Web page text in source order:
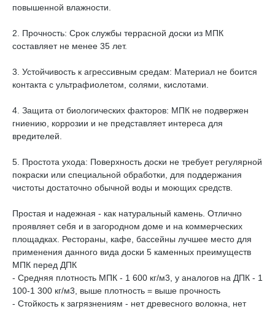
повышенной влажности.
2. Прочность: Срок службы террасной доски из МПК
составляет не менее 35 лет.
3. Устойчивость к агрессивным средам: Материал не боится
контакта с ультрафиолетом, солями, кислотами.
4. Защита от биологических факторов: МПК не подвержен
гниению, коррозии и не представляет интереса для
вредителей.
5. Простота ухода: Поверхность доски не требует регулярной
покраски или специальной обработки, для поддержания
чистоты достаточно обычной воды и моющих средств.
Простая и надежная - как натуральный камень. Отлично
проявляет себя и в загородном доме и на коммерческих
площадках. Рестораны, кафе, бассейны лучшее место для
применения данного вида доски 5 каменных преимуществ
МПК перед ДПК
- Средняя плотность МПК - 1 600 кг/м3, у аналогов на ДПК - 1
100-1 300 кг/м3, выше плотность = выше прочность
- Стойкость к загрязнениям - нет древесного волокна, нет